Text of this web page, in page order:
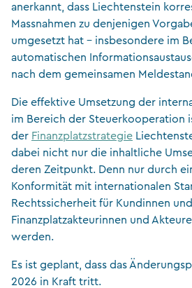
anerkannt, dass Liechtenstein
Massnahmen zu denjenigen
umgesetzt hat – insbesondere im
automatischen
nach dem gemeinsamen
Die effektive Umsetzung der
im Bereich der Steuerkooperation
der Finanzplatzstrategie
dabei nicht nur die inhaltliche
deren Zeitpunkt. Denn nur durch
Konformität mit internationalen
Rechtssicherheit für Kundinnen
Finanzplatzakteurinnen und
werden.
Es ist geplant, dass das
2026 in Kraft tritt.